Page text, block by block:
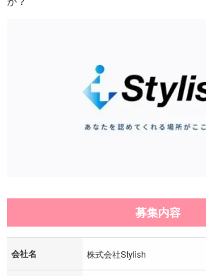
募集内容
会社名 株式会社Stylish